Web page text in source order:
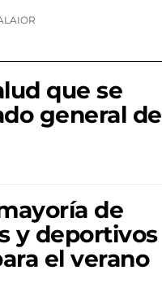
que se
general de
de
y deportivos
el verano